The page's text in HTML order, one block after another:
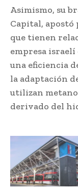
Asimismo, su
Capital, apostó
que tienen
empresa
una eficiencia
la adaptación
utilizan
derivado del